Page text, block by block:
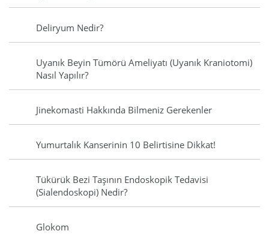
Deliryum Nedir?
Uyanık Beyin Tümörü Ameliyatı (Uyanık Kraniotomi)
Nasıl Yapılır?
Jinekomasti Hakkında Bilmeniz Gerekenler
Yumurtalık Kanserinin 10 Belirtisine Dikkat!
Tükürük Bezi Taşının Endoskopik Tedavisi
(Sialendoskopi) Nedir?
Glokom